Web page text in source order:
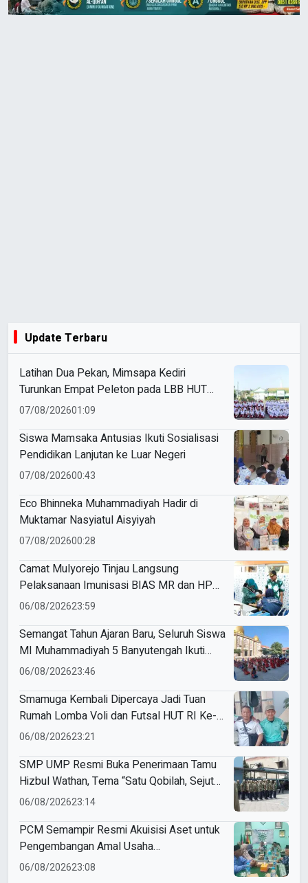
Update Terbaru
Latihan Dua Pekan, Mimsapa Kediri
Turunkan Empat Peleton pada LBB HUT
Ke-81 RI Kecamatan Pare
07/08/202601:09
Siswa Mamsaka Antusias Ikuti Sosialisasi
Pendidikan Lanjutan ke Luar Negeri
07/08/202600:43
Eco Bhinneka Muhammadiyah Hadir di
Muktamar Nasyiatul Aisyiyah
07/08/202600:28
Camat Mulyorejo Tinjau Langsung
Pelaksanaan Imunisasi BIAS MR dan HPV
di SD Muhammadiyah 18 Surabaya
06/08/202623:59
Semangat Tahun Ajaran Baru, Seluruh Siswa
MI Muhammadiyah 5 Banyutengah Ikuti
Latihan Tapak Suci Perdana
06/08/202623:46
Smamuga Kembali Dipercaya Jadi Tuan
Rumah Lomba Voli dan Futsal HUT RI Ke-
81 Kecamatan Tulangan
06/08/202623:21
SMP UMP Resmi Buka Penerimaan Tamu
Hizbul Wathan, Tema “Satu Qobilah, Sejuta
Cerita” Curi Perhatian
06/08/202623:14
PCM Semampir Resmi Akuisisi Aset untuk
Pengembangan Amal Usaha
Muhammadiyah
06/08/202623:08